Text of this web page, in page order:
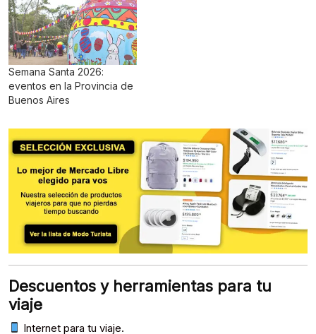
Semana Santa 2026:
eventos en la Provincia de
Buenos Aires
Descuentos y herramientas para tu
viaje
Internet para tu viaje.